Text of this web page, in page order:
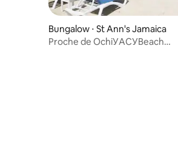
Bungalow ⋅ St Ann's Jamaica
Proche de OchiУACУBeach